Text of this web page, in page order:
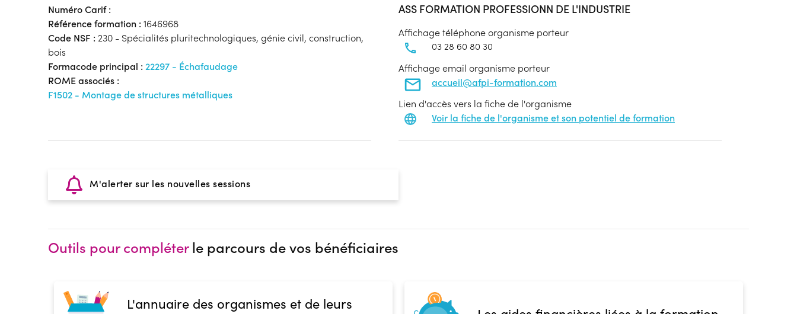
Numéro Carif :
Référence formation : 1646968
Code NSF : 230 - Spécialités pluritechnologiques, génie civil, construction,
bois
Formacode principal : 22297 - Échafaudage
ROME associés :
F1502 - Montage de structures métalliques
ASS FORMATION PROFESSIONN DE L'INDUSTRIE
Affichage téléphone organisme porteur
03 28 60 80 30
Affichage email organisme porteur
accueil@afpi-formation.com
Lien d'accès vers la fiche de l'organisme
Voir la fiche de l'organisme et son potentiel de formation
M'alerter sur les nouvelles sessions
Outils pour compléterle parcours de vos bénéficiaires
L'annuaire des organismes et de leurs